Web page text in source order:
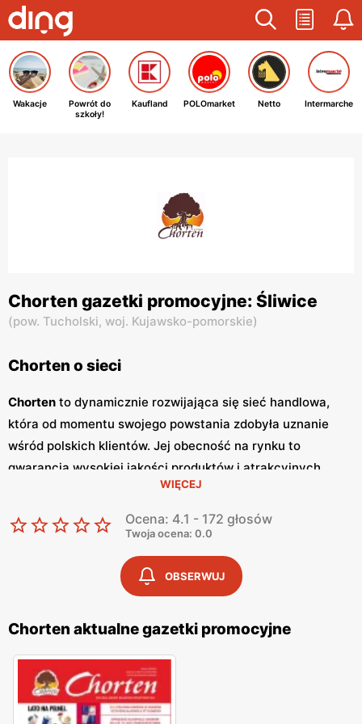
Wakacje
Powrót do
szkoły!
Kaufland POLOmarket Netto Intermarche
Chorten gazetki promocyjne: Śliwice
(pow. Tucholski, woj. Kujawsko-pomorskie)
Chorten o sieci
Chorten to dynamicznie rozwijająca się sieć handlowa,
która od momentu swojego powstania zdobyła uznanie
wśród polskich klientów. Jej obecność na rynku to
gwarancja wysokiej jakości produktów i atrakcyjnych
Chortenzlokalizowane są głównie w
północno-wschodniej Polsce, a ich oferta obejmuje szeroki
wachlarz artykułów spożywczych oraz przemysłowych,
dostosowanych do potrzeb codziennego życia. Kluczowym
elementem strategii marketingowej sieci
regularnie wydawanegazetki promocyjne
cenne źródło informacji o bieżących
promocjach
Gazetki promocyjne
ukazują się co dwa
tygodnie, umożliwiając klientom bieżące śledzenie
atrakcyjnych ofert oraz planowanie zakupów w sposób
ekonomiczny. Zawartośćgazetek
WIĘCEJ
Ocena: 4.1 - 172 głosów
Twoja ocena: 0.0
OBSERWUJ
Chorten aktualne gazetki promocyjne